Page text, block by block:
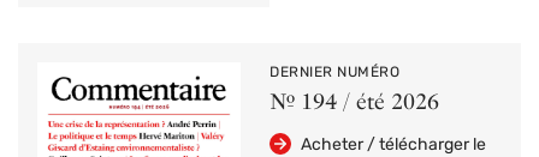
DERNIER NUMÉRO
Nº 194 / été 2026
Acheter / télécharger le